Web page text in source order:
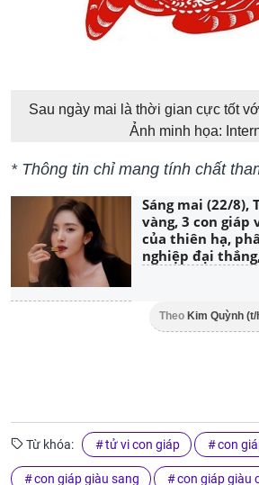
Sau ngày mai là thời gian cực tốt
Ảnh minh họa:
* Thông tin chỉ mang tính chất
Sáng mai (22/8),
vàng, 3 con
của thiên hạ,
nghiệp đại
Theo Kim Quỳnh
Từ khóa: tử vi con giáp con
con giáp giàu sang con giáp giàu